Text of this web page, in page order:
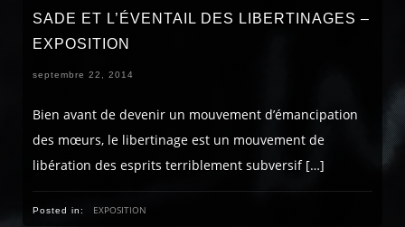
SADE ET L’ÉVENTAIL DES LIBERTINAGES –
EXPOSITION
septembre 22, 2014
Bien avant de devenir un mouvement d’émancipation
des mœurs, le libertinage est un mouvement de
libération des esprits terriblement subversif […]
Posted in: EXPOSITION